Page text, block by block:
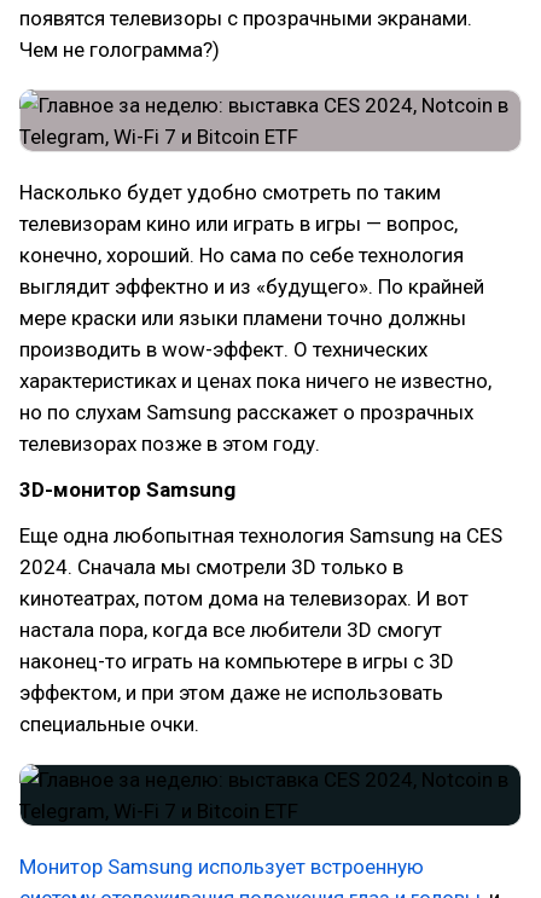
появятся телевизоры с прозрачными экранами.
Чем не голограмма?)
Насколько будет удобно смотреть по таким
телевизорам кино или играть в игры — вопрос,
конечно, хороший. Но сама по себе технология
выглядит эффектно и из «будущего». По крайней
мере краски или языки пламени точно должны
производить в wow-эффект. О технических
характеристиках и ценах пока ничего не известно,
но по слухам Samsung расскажет о прозрачных
телевизорах позже в этом году.
3D-монитор Samsung
Еще одна любопытная технология Samsung на CES
2024. Сначала мы смотрели 3D только в
кинотеатрах, потом дома на телевизорах. И вот
настала пора, когда все любители 3D смогут
наконец-то играть на компьютере в игры с 3D
эффектом, и при этом даже не использовать
специальные очки.
Монитор Samsung использует встроенную